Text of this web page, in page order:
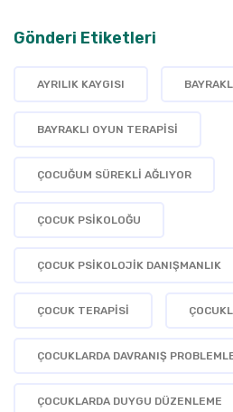
Gönderi Etiketleri
AYRILIK KAYGISI
BAYRAKLI OYUN TERAPISI
ÇOCUĞUM SÜREKLI AĞLIYOR
ÇOCUK PSIKOLOĞU
ÇOCUK PSIKOLOJIK DANIŞMANLIK
ÇOCUK TERAPISI
ÇOCUKLARDA DAVRANIŞ
ÇOCUKLARDA DUYGU DÜZENLEME